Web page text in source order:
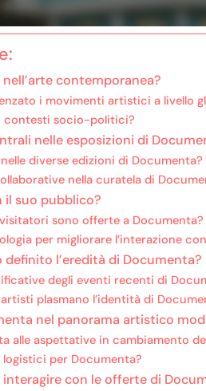
contemporanea?
i movimenti artistici a livello
contesti socio-politici?
nelle esposizioni di
diverse edizioni di Documenta?
nella curatela di
il suo pubblico?
sono offerte a Documenta?
per migliorare l’interazione
l’eredità di Documenta?
degli eventi recenti di
plasmano l’identità di
nel panorama artistico
alle aspettative in cambiamento
per Documenta?
con le offerte di